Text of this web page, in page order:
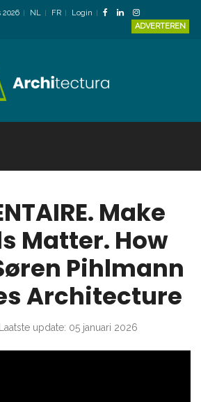
2026 NL FR
Login
ADVERTEREN
Make
Matter. How
Pihlmann
Architecture
Laatste update: 05 januari 2026